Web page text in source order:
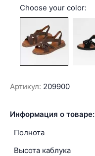
Choose your color:
Артикул: 209900
Информация о товаре:
Полнота
Высота каблука